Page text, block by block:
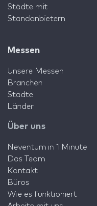
Städte mit
Standanbietern
Messen
Unsere Messen
Branchen
Städte
Länder
Über uns
Neventum in 1 Minute
Das Team
Kontakt
Büros
Wie es funktioniert